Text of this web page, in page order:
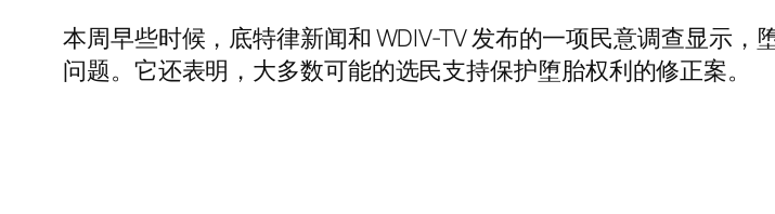
本周早些时候，底特律新闻和 WDIV-TV 发布的一项民意调查显示
问题。它还表明，大多数可能的选民支持保护堕胎权利的修正案。